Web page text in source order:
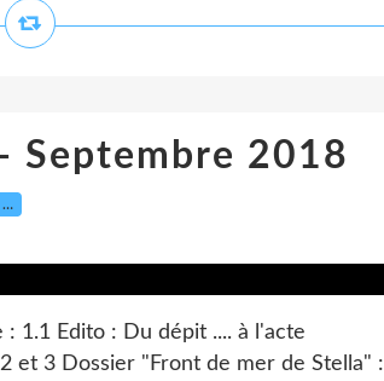
Septembre 2018
…
1.1 Edito : Du dépit .... à l'acte
et 3 Dossier "Front de mer de Stella" :